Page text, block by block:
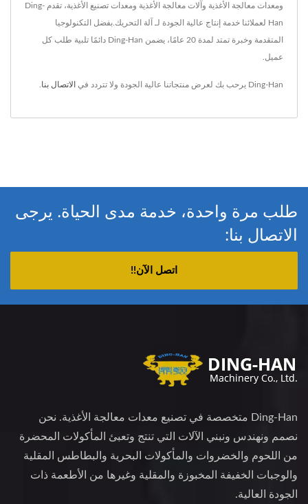
ومعدات معالجة الأغذية وآلات معالجة الأغذية ومعدات تصنيع الأغذية، تقدم Ding-
Han لعملائنا خدمة إنتاج عالية الجودة لـ آلة التحريك.بفضل التكنولوجيا
المتقدمة وخبرة تمتد لمدة 20 عامًا، يضمن Ding-Han دائمًا تلبية طلب كل
عميل.
Ding-Han يرحب بك لعرض منتجاتنا عالية الجودة ولا تتردد في الاتصال بنا
طلب مرة واحدة، خدمة مدى الحياة. يرجى
الاتصال بنا:
اتصل الآن!!
Ding-Han متخصصة في تصنيع معدات معالجة الأغذية. نحن
نصمم ونهندس ونبني الآلات التي تنتج وتعبئ المأكولات المحضرة
من اللحوم والخضروات والمأكولات البحرية والبطاطس المقلية
والوجبات الخفيفة المخبوزة والمقلية وغيرها من الأطعمة ذات
الجودة العالية.